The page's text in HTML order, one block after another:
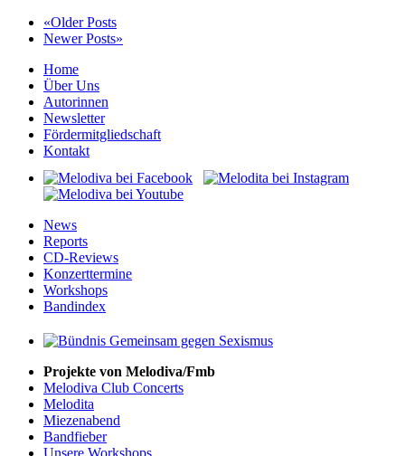
«Older Posts
Newer Posts»
Home
Über Uns
Autorinnen
Newsletter
Fördermitgliedschaft
Kontakt
News
Reports
CD-Reviews
Konzerttermine
Workshops
Bandindex
Projekte von Melodiva/Fmb
Melodiva Club Concerts
Melodita
Miezenabend
Bandfieber
Unsere Workshops